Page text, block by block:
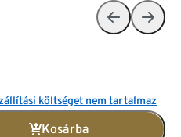
költséget nem tartalmaz
Kosárba